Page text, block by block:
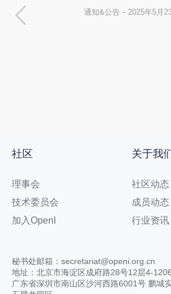
通知&公告 2025年5月
社区
理事会
技术委员会
加入OpenI
关于我
社区动态
成员动态
行业资讯
秘书处邮箱：secretariat@openi.org.cn
地址：北京市海淀区成府路28号12层4-1206
广东省深圳市南山区沙河西路6001号 鹏城